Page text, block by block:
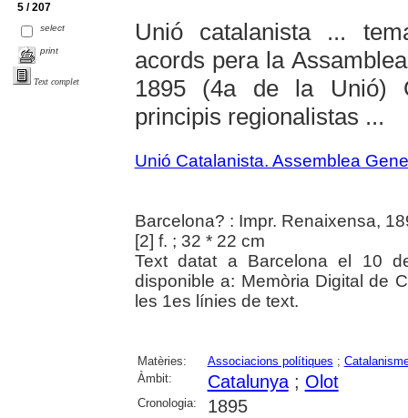
5 / 207
select
print
Text complet
Unió catalanista ...
acords pera la
1895 (4a de la Unió)
principis regionalistas ...
Unió Catalanista. Assemblea
Barcelona? : Impr. Renaixensa,
[2] f. ; 32 * 22 cm
Text datat a Barcelona el 10
disponible a: Memòria Digital de
les 1es línies de text.
Matèries: Associacions polítiques ;
Àmbit:
Catalunya; Olot
Cronologia: 1895